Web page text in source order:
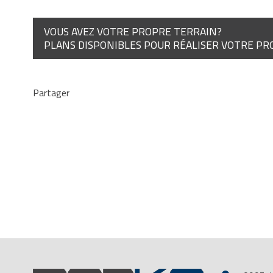
VOUS AVEZ VOTRE PROPRE TERRAIN?
PLANS DISPONIBLES POUR RÉALISER VOTRE
Partager